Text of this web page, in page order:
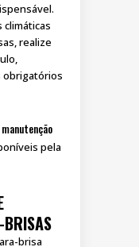
realize
obrigatórios
pela
brisa